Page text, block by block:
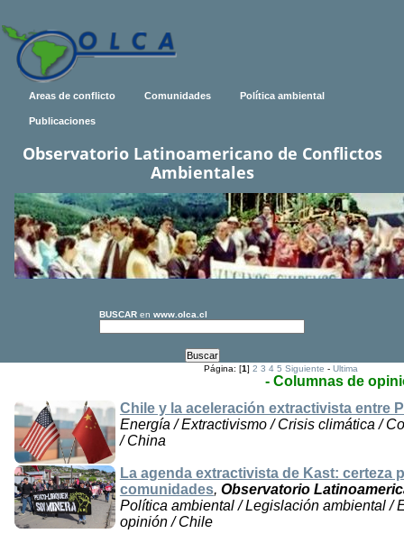
Areas de conflicto Comunidades Política ambiental
Publicaciones
Observatorio Latinoamericano de Conflictos
Ambientales
BUSCAR en www.olca.cl
Página: [1]2 3 4 5 Siguiente -Ultima
- Columnas de
Chile y la aceleración extractivista entre
Energía / Extractivismo / Crisis climática /
/ China
La agenda extractivista de Kast: certeza
comunidades, Observatorio
Política ambiental / Legislación ambiental /
opinión / Chile